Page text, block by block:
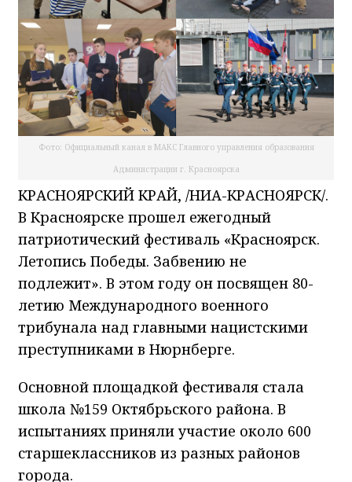
Фото: Официальный канал в МАКС Главного управления образования
Администрации г. Красноярска
КРАСНОЯРСКИЙ КРАЙ, /НИА-КРАСНОЯРСК/.
В Красноярске прошел ежегодный
патриотический фестиваль «Красноярск.
Летопись Победы. Забвению не
подлежит». В этом году он посвящен 80-
летию Международного военного
трибунала над главными нацистскими
преступниками в Нюрнберге.
Основной площадкой фестиваля стала
школа №159 Октябрьского района. В
испытаниях приняли участие около 600
старшеклассников из разных районов
города.